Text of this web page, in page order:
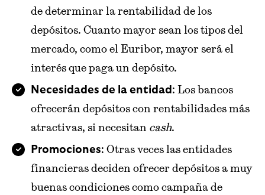
de determinar la rentabilidad de los
depósitos. Cuanto mayor sean los tipos del
mercado, como el Euribor, mayor será el
interés que paga un depósito.
Necesidades de la entidad : Los bancos
ofrecerán depósitos con rentabilidades más
atractivas, si necesitan cash.
Promociones: Otras veces las entidades
financieras deciden ofrecer depósitos a muy
buenas condiciones como campaña de